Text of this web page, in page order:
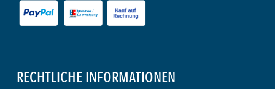
RECHTLICHE INFORMATIONEN